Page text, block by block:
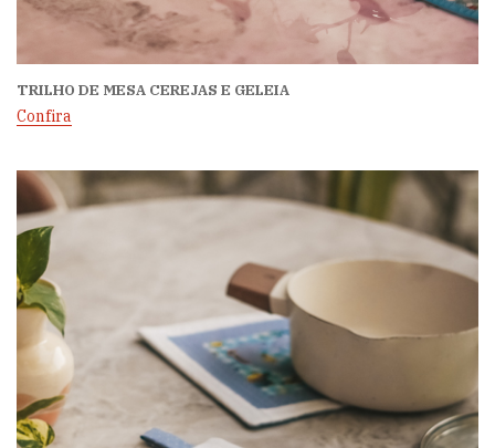
TRILHO DE MESA CEREJAS E GELEIA
Confira